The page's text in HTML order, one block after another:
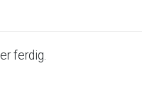
er ferdig.